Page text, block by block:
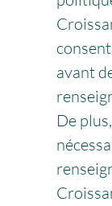
avant
De